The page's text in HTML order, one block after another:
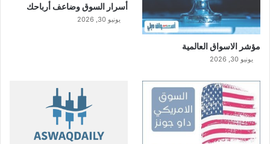
مؤشر الاسواق العالمية
يونيو 30, 2026
أسرار السوق وضاعف أرباحك
يونيو 30, 2026